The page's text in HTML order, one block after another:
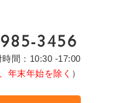
時間：10:30 -17:00
年末年始を除く ）